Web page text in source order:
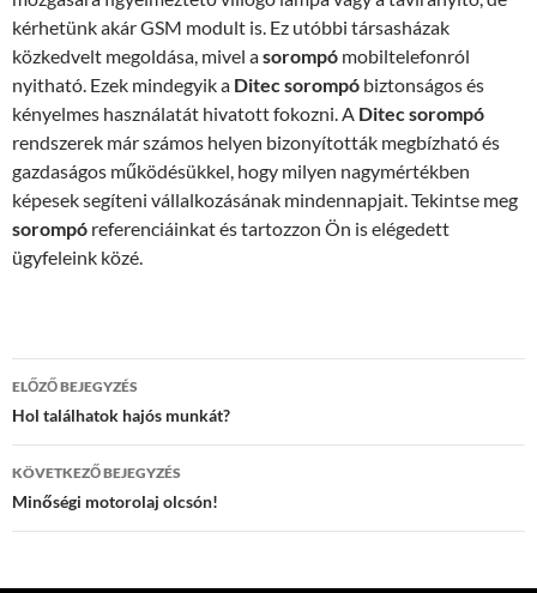
kérhetünk akár GSM modult is. Ez utóbbi társasházak
közkedvelt megoldása, mivel asorompó mobiltelefonról
nyitható. Ezek mindegyik a Ditec sorompó biztonságos és
kényelmes használatát hivatott fokozni. A Ditec sorompó
rendszerek már számos helyen bizonyították megbízható és
gazdaságos működésükkel, hogy milyen nagymértékben
képesek segíteni vállalkozásának mindennapjait. Tekintse meg
sorompó referenciáinkat és tartozzon Ön is elégedett
ügyfeleink közé.
Bejegyzés
navigáció
ELŐZŐ BEJEGYZÉS
Hol találhatok hajós munkát?
KÖVETKEZŐ BEJEGYZÉS
Minőségi motorolaj olcsón!